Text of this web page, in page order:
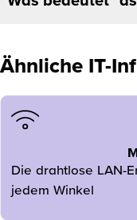
Ähnliche IT-
Die drahtlose LAN-
jedem Winkel